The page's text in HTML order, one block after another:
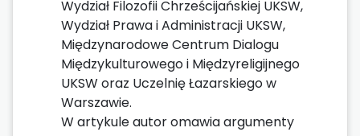
Wydział Filozofii Chrześcijańskiej UKSW,
Wydział Prawa i Administracji UKSW,
Międzynarodowe Centrum Dialogu
Międzykulturowego i Międzyreligijnego
UKSW oraz Uczelnię Łazarskiego w
Warszawie.
W artykule autor omawia argumenty